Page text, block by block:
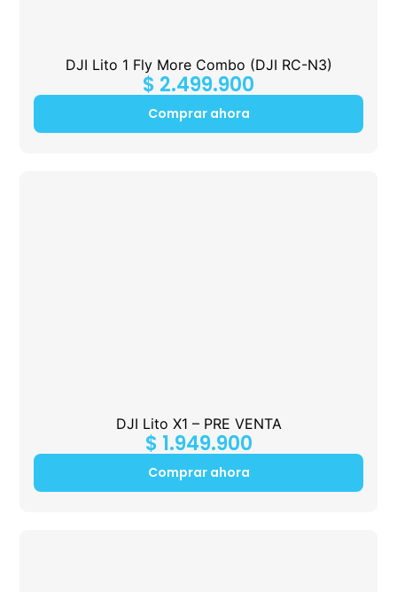
DJI Lito 1 Fly More Combo (DJI RC-N3)
$ 2.499.900
Comprar ahora
DJI Lito X1 – PRE VENTA
$ 1.949.900
Comprar ahora